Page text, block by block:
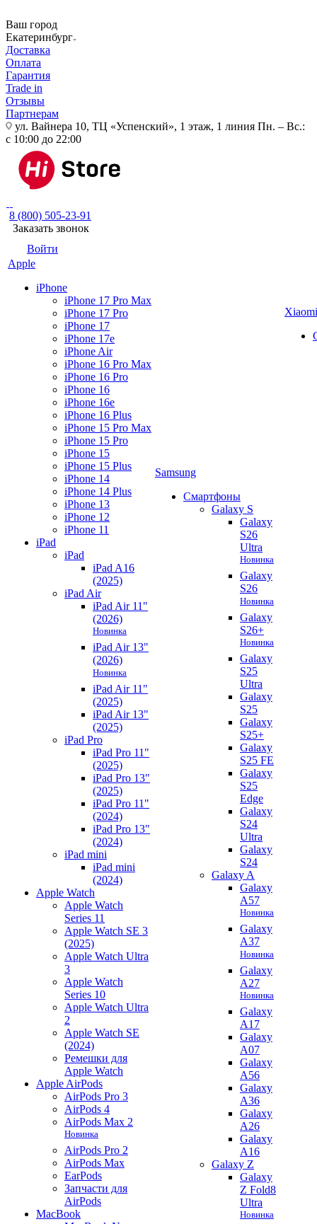
Ваш город
Екатеринбург
Доставка
Оплата
Гарантия
Trade in
Отзывы
Партнерам
ул. Вайнера 10, ТЦ «Успенский», 1 этаж, 1 линия Пн. – Вс.:
с 10:00 до 22:00
8 (800) 505-23-91
Заказать звонок
Войти
Apple
iPhone
iPhone 17 Pro Max
iPhone 17 Pro
iPhone 17
iPhone 17e
iPhone Air
iPhone 16 Pro Max
iPhone 16 Pro
iPhone 16
iPhone 16e
iPhone 16 Plus
iPhone 15 Pro Max
iPhone 15 Pro
iPhone 15
iPhone 15 Plus
iPhone 14
iPhone 14 Plus
iPhone 13
iPhone 12
iPhone 11
iPad
iPad
iPad A16
(2025)
iPad Air
iPad Air 11"
(2026)
Новинка
iPad Air 13"
(2026)
Новинка
iPad Air 11"
(2025)
iPad Air 13"
(2025)
iPad Pro
iPad Pro 11"
(2025)
iPad Pro 13"
(2025)
iPad Pro 11"
(2024)
iPad Pro 13"
(2024)
iPad mini
iPad mini
(2024)
Apple Watch
Apple Watch
Series 11
Apple Watch SE 3
(2025)
Apple Watch Ultra
3
Apple Watch
Series 10
Apple Watch Ultra
2
Apple Watch SE
(2024)
Ремешки для
Apple Watch
Apple AirPods
AirPods Pro 3
AirPods 4
AirPods Max 2
Новинка
AirPods Pro 2
AirPods Max
EarPods
Запчасти для
AirPods
MacBook
Samsung
Смартфоны
Galaxy S
Galaxy
S26
Ultra
Новинка
Galaxy
S26
Новинка
Galaxy
S26+
Новинка
Galaxy
S25
Ultra
Galaxy
S25
Galaxy
S25+
Galaxy
S25 FE
Galaxy
S25
Edge
Galaxy
S24
Ultra
Galaxy
S24
Galaxy A
Galaxy
A57
Новинка
Galaxy
A37
Новинка
Galaxy
A27
Новинка
Galaxy
A17
Galaxy
A07
Galaxy
A56
Galaxy
A36
Galaxy
A26
Galaxy
A16
Galaxy Z
Galaxy
Z Fold8
Ultra
Новинка
Xiaomi